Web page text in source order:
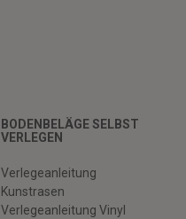
BODENBELÄGE SELBST
VERLEGEN
Verlegeanleitung
Kunstrasen
Verlegeanleitung Vinyl